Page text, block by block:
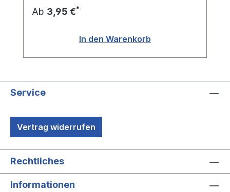
Ab 3,95 €*
In den Warenkorb
Service
Vertrag widerrufen
Rechtliches
Informationen